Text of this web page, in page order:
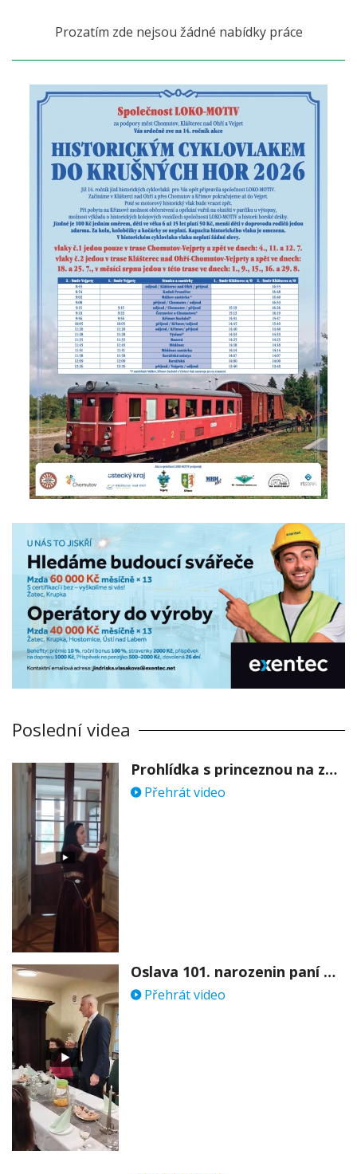
Prozatím zde nejsou žádné nabídky práce
Poslední videa
Prohlídka s princeznou na zámku Stekník
Přehrát video
Oslava 101. narozenin paní Věry Skořepové
Přehrát video